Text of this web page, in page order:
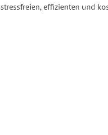
stressfreien, effizienten und